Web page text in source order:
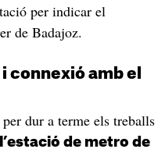
per indicar el
de Badajoz.
connexió amb el
dur a terme els treballs
de metro de